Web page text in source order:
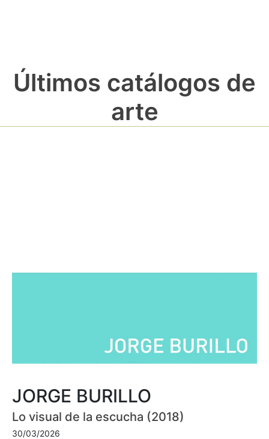
Últimos catálogos de
arte
JORGE BURILLO
Lo visual de la escucha (2018)
30/03/2026